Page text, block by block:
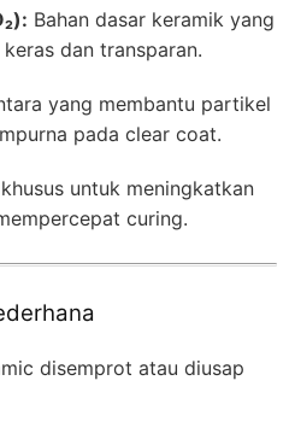
Bahan dasar keramik yang
dan transparan.
yang membantu partikel
pada clear coat.
untuk meningkatkan
curing.
disemprot atau diusap